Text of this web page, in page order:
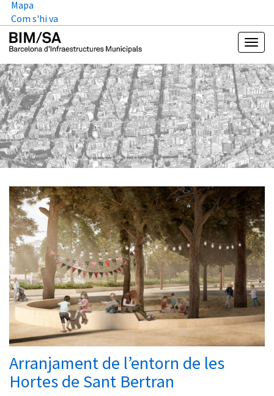
Mapa
Com s'hi va
Arranjament de l’entorn de les
Hortes de Sant Bertran